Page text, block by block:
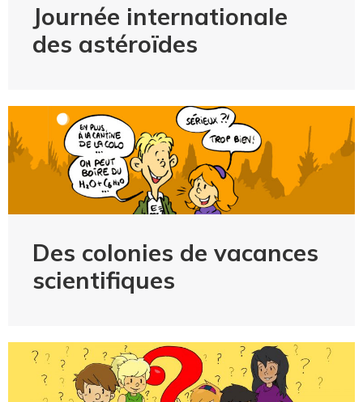
Journée internationale
des astéroïdes
Des colonies de vacances
scientifiques